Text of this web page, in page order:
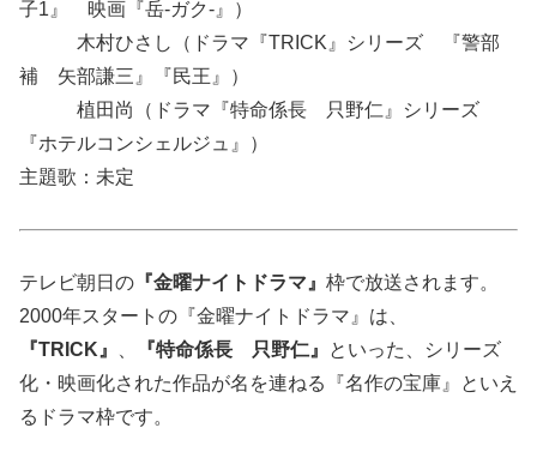
子1』 映画『岳-ガク-』）
木村ひさし（ドラマ『TRICK』シリーズ 『警部
補 矢部謙三』『民王』）
植田尚（ドラマ『特命係長 只野仁』シリーズ
『ホテルコンシェルジュ』）
主題歌：未定
テレビ朝日の 『金曜ナイトドラマ』 枠で放送されます。
2000年スタートの『金曜ナイトドラマ』は、
『TRICK』
『特命係長 只野仁』
といった、シリーズ
化・映画化された作品が名を連ねる
『名作の宝庫』
といえ
るドラマ枠です。